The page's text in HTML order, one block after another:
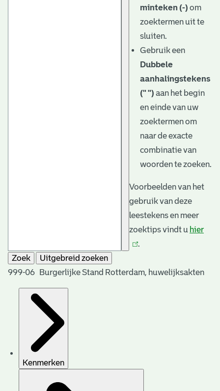
minteken (-) om
zoektermen uit te
sluiten.
Gebruik een
Dubbele
aanhalingstekens
(" ") aan het begin
en einde van uw
zoektermen om
naar de exacte
combinatie van
woorden te zoeken.
Voorbeelden van het
gebruik van deze
leestekens en meer
zoektips vindt u hier
.
Zoek
Uitgebreid zoeken
999-06 Burgerlijke Stand Rotterdam, huwelijksakten
Kenmerken